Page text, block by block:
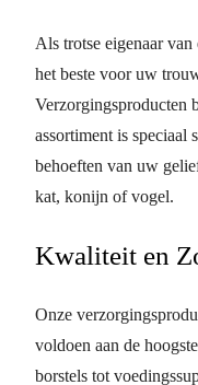
Als trotse eigenaar
het beste voor uw
Verzorgingsproducten
assortiment is speciaal
behoeften van uw
kat, konijn of vogel.
Kwaliteit en
Onze
voldoen aan de
borstels tot